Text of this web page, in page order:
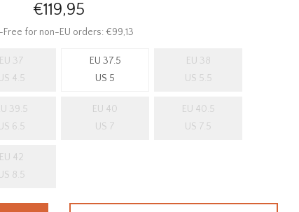
€119,95
Free for non-EU orders: €99,13
EU 37
4.5
EU 37.5
US 5
EU 38
US 5.5
39.5
6.5
EU 40
US 7
EU 40.5
US 7.5
EU 42
8.5